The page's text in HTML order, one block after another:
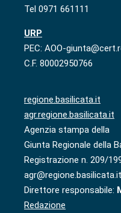
Tel 0971 661111
URP
PEC: AOO-
C.F. 80002950766
regione.basilicata.it
agr.regione.basilicata.it
Agenzia stampa della
Giunta Regionale della
Registrazione n. 209/
agr@regione.basilicata.it
Direttore responsabile:
Redazione